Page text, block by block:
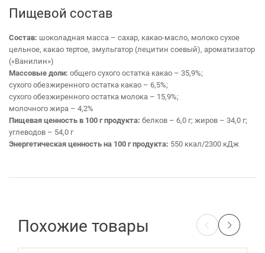
Пищевой состав
Состав: шоколадная масса – сахар, какао-масло, молоко сухое
цельное, какао тертое, эмульгатор (лецитин соевый), ароматизатор
(«Ванилин»)
Массовые доли: общего сухого остатка какао – 35,9%;
сухого обезжиренного остатка какао – 6,5%;
сухого обезжиренного остатка молока – 15,9%;
молочного жира – 4,2%
Пищевая ценность в 100 г продукта: белков – 6,0 г; жиров – 34,0 г;
углеводов – 54,0 г
Энергетическая ценность на 100 г продукта: 550 ккал/2300 кДж
Похожие товары